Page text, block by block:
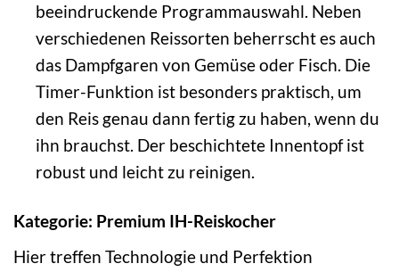
beeindruckende Programmauswahl. Neben
verschiedenen Reissorten beherrscht es auch
das Dampfgaren von Gemüse oder Fisch. Die
Timer-Funktion ist besonders praktisch, um
den Reis genau dann fertig zu haben, wenn du
ihn brauchst. Der beschichtete Innentopf ist
robust und leicht zu reinigen.
Kategorie: Premium IH-Reiskocher
Hier treffen Technologie und Perfektion